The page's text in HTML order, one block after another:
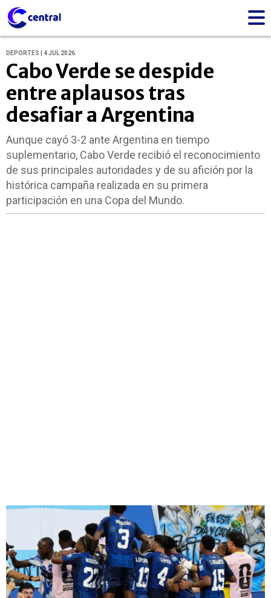
DEPORTES | 4 JUL 2026
Cabo Verde se despide
entre aplausos tras
desafiar a Argentina
Aunque cayó 3-2 ante Argentina en tiempo
suplementario, Cabo Verde recibió el reconocimiento
de sus principales autoridades y de su afición por la
histórica campaña realizada en su primera
participación en una Copa del Mundo.